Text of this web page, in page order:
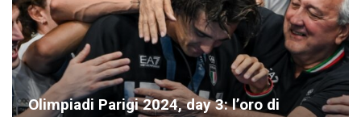
Olimpiadi Parigi 2024, day 3: l’oro di